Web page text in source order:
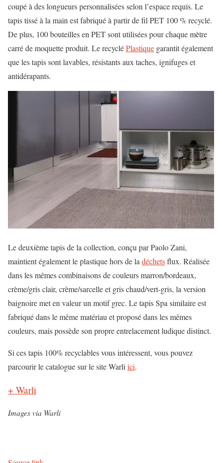
coupé à des longueurs personnalisées selon l’espace requis. Le
tapis tissé à la main est fabriqué à partir de fil PET 100 % recyclé.
De plus, 100 bouteilles en PET sont utilisées pour chaque mètre
carré de moquette produit. Le recycléPlastique garantit également
que les tapis sont lavables, résistants aux taches, ignifuges et
antidérapants.
Le deuxième tapis de la collection, conçu par Paolo Zani,
maintient également le plastique hors de la déchetsflux. Réalisée
dans les mêmes combinaisons de couleurs marron/bordeaux,
crème/gris clair, crème/sarcelle et gris chaud/vert-gris, la version
baignoire met en valeur un motif grec. Le tapis Spa similaire est
fabriqué dans le même matériau et proposé dans les mêmes
couleurs, mais possède son propre entrelacement ludique distinct.
Si ces tapis 100% recyclables vous intéressent, vous pouvez
parcourir le catalogue sur le site Warli ici.
+ Warli
Images via Warli